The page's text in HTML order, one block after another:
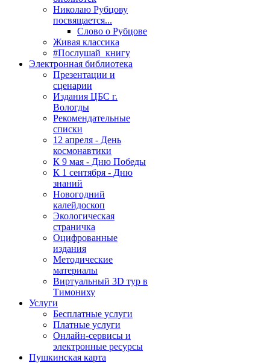
Николаю Рубцову
посвящается...
Слово о Рубцове
Живая классика
#Послушай_книгу
Электронная библиотека
Презентации и
сценарии
Издания ЦБС г.
Вологды
Рекомендательные
списки
12 апреля - День
космонавтики
К 9 мая - Дню Победы
К 1 сентября - Дню
знаний
Новогодний
калейдоскоп
Экологическая
страничка
Оцифрованные
издания
Методические
материалы
Виртуальный 3D тур в
Тимониху
Услуги
Бесплатные услуги
Платные услуги
Онлайн-сервисы и
электронные ресурсы
Пушкинская карта